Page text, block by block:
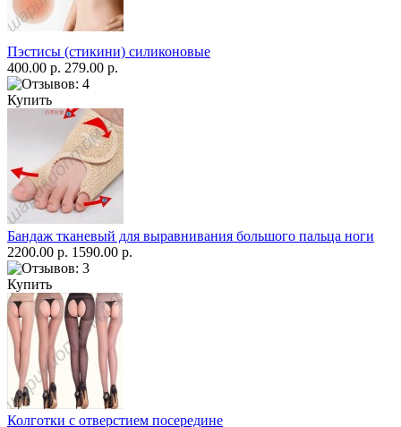
Пэстисы (стикини) силиконовые
400.00 р. 279.00 р.
Купить
Бандаж тканевый для выравнивания большого пальца ноги
2200.00 р. 1590.00 р.
Купить
Колготки с отверстием посередине